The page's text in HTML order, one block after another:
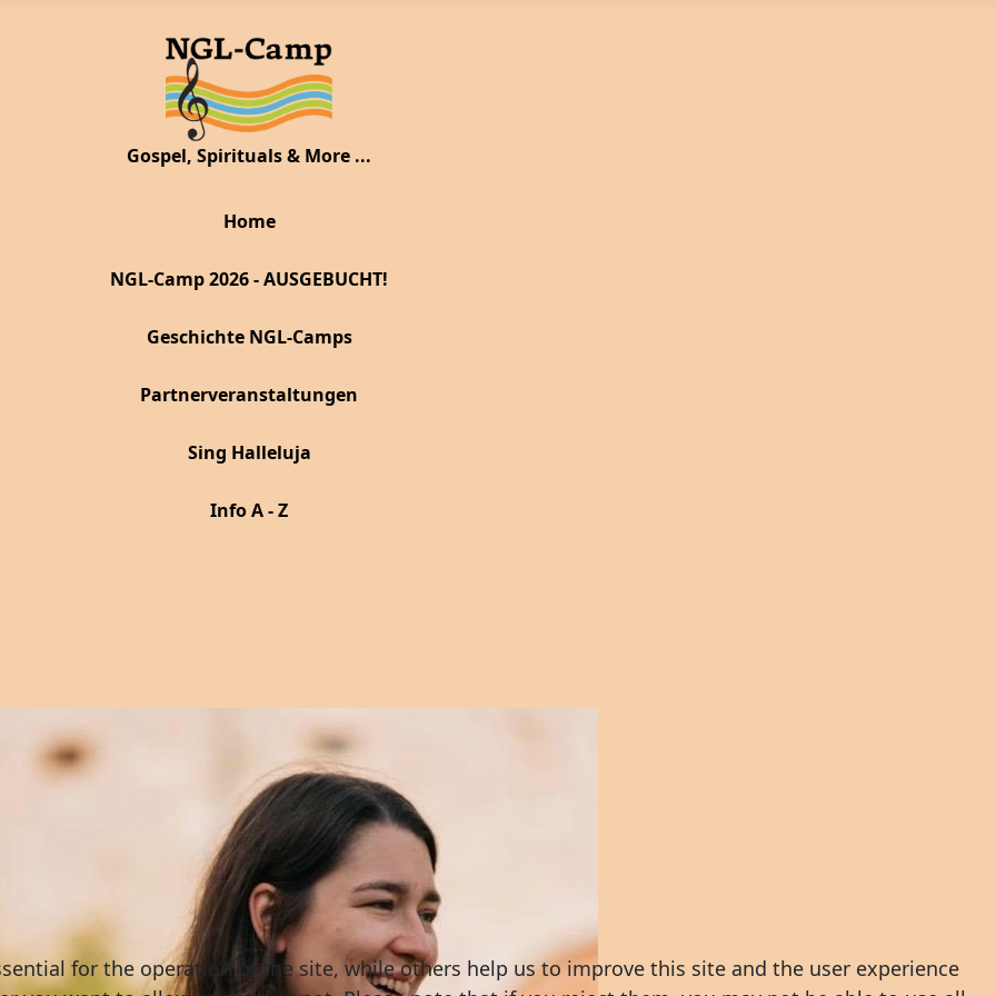
Gospel, Spirituals & More ...
Home
NGL-Camp 2026 - AUSGEBUCHT!
Geschichte NGL-Camps
Partnerveranstaltungen
Sing Halleluja
Info A - Z
for the operation of the site, while others help us to improve this site and the user experience